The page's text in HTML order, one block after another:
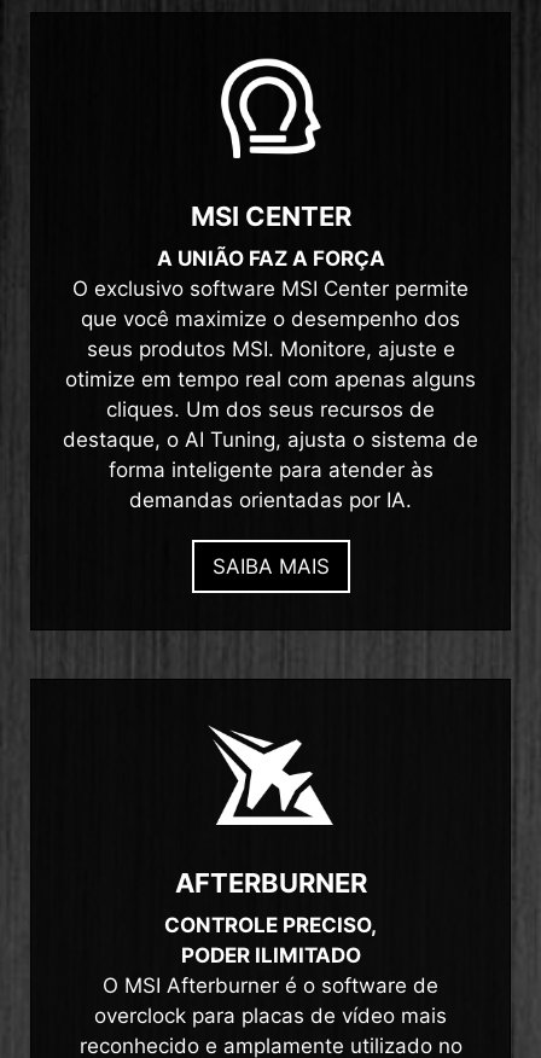
MSI CENTER
A UNIÃO FAZ A FORÇA
O exclusivo software MSI Center permite
que você maximize o desempenho dos
seus produtos MSI. Monitore, ajuste e
otimize em tempo real com apenas alguns
cliques. Um dos seus recursos de
destaque, o AI Tuning, ajusta o sistema de
forma inteligente para atender às
demandas orientadas por IA.
SAIBA MAIS
AFTERBURNER
CONTROLE PRECISO,
PODER ILIMITADO
O MSI Afterburner é o software de
overclock para placas de vídeo mais
reconhecido e amplamente utilizado no